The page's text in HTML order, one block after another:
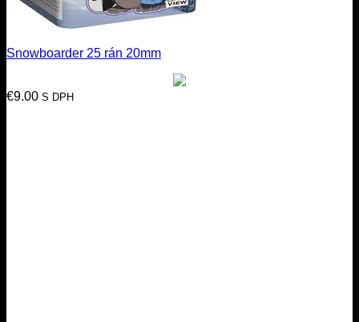
Snowboarder 25 rán 20mm
€9.00 S DPH